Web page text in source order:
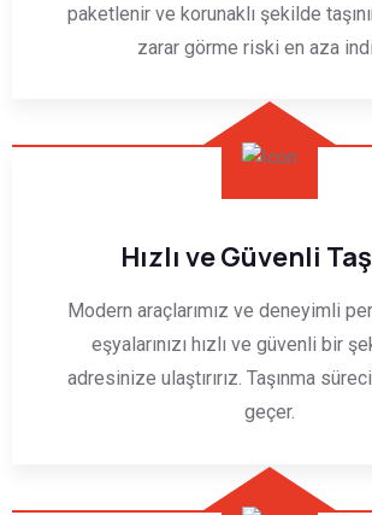
paketlenir ve korunaklı şekilde
zarar görme riski en aza
Hızlı ve Güvenli
Modern araçlarımız ve deneyimli
eşyalarınızı hızlı ve güvenli bir
adresinize ulaştırırız. Taşınma
geçer.